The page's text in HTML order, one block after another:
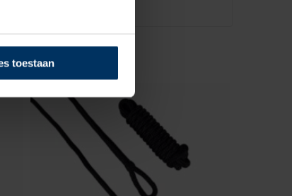
toestaan